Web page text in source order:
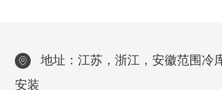
地址：江苏，浙江，安徽范围冷
安装